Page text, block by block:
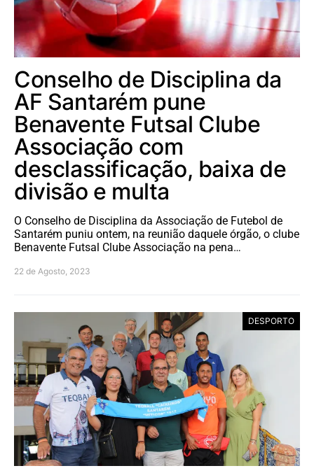
Conselho de Disciplina da
AF Santarém pune
Benavente Futsal Clube
Associação com
desclassificação, baixa de
divisão e multa
O Conselho de Disciplina da Associação de Futebol de
Santarém puniu ontem, na reunião daquele órgão, o clube
Benavente Futsal Clube Associação na pena…
22 de Agosto, 2023
DESPORTO